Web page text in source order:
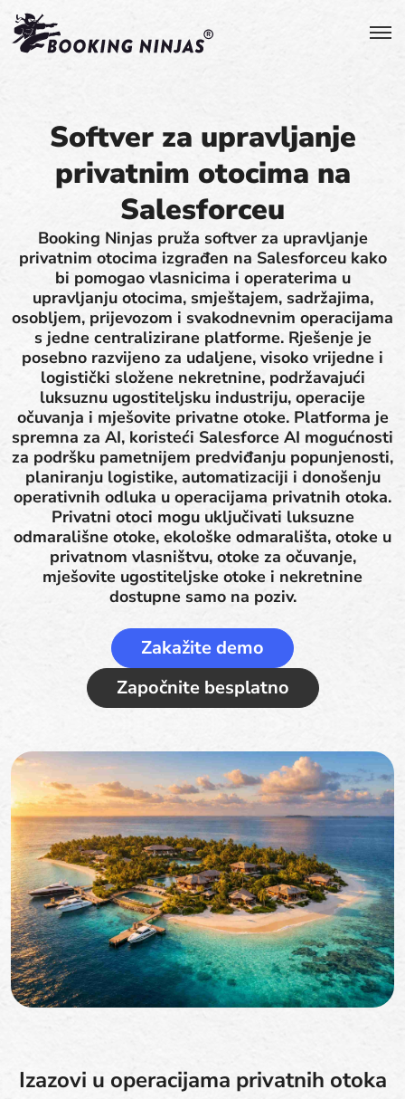
Softver za upravljanje
privatnim otocima na
Salesforceu
Booking Ninjas pruža softver za upravljanje
privatnim otocima izgrađen na Salesforceu kako
bi pomogao vlasnicima i operaterima u
upravljanju otocima, smještajem, sadržajima,
osobljem, prijevozom i svakodnevnim operacijama
s jedne centralizirane platforme. Rješenje je
posebno razvijeno za udaljene, visoko vrijedne i
logistički složene nekretnine, podržavajući
luksuznu ugostiteljsku industriju, operacije
očuvanja i mješovite privatne otoke. Platforma je
spremna za AI, koristeći Salesforce AI mogućnosti
za podršku pametnijem predviđanju popunjenosti,
planiranju logistike, automatizaciji i donošenju
operativnih odluka u operacijama privatnih otoka.
Privatni otoci mogu uključivati luksuzne
odmarališne otoke, ekološke odmarališta, otoke u
privatnom vlasništvu, otoke za očuvanje,
mješovite ugostiteljske otoke i nekretnine
dostupne samo na poziv.
Zakažite demo
Započnite besplatno
Izazovi u operacijama privatnih otoka